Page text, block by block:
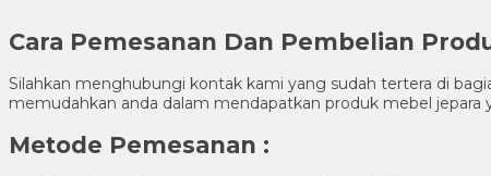
Cara Pemesanan Dan Pembelian
Silahkan menghubungi kontak kami yang sudah tertera di
memudahkan anda dalam mendapatkan produk mebel jepara
Metode Pemesanan :